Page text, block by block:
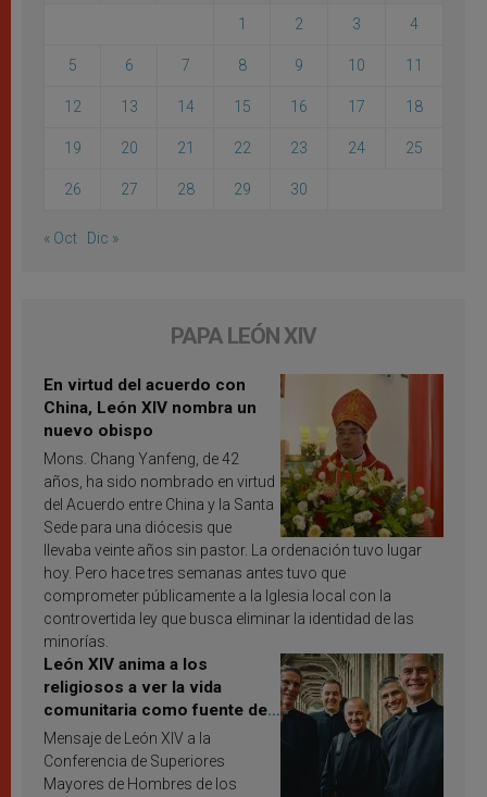
1 2 3 4
5 6 7 8 9 10 11
12 13 14 15 16 17 18
19 20 21 22 23 24 25
26 27 28 29 30
« Oct Dic »
PAPA LEÓN XIV
En virtud del acuerdo con
China, León XIV nombra un
nuevo obispo
Mons. Chang Yanfeng, de 42
años, ha sido nombrado en virtud
del Acuerdo entre China y la Santa
Sede para una diócesis que
llevaba veinte años sin pastor. La ordenación tuvo lugar
hoy. Pero hace tres semanas antes tuvo que
comprometer públicamente a la Iglesia local con la
controvertida ley que busca eliminar la identidad de las
minorías.
León XIV anima a los
religiosos a ver la vida
comunitaria como fuente de
inspiración y santificación
Mensaje de León XIV a la
Conferencia de Superiores
Mayores de Hombres de los